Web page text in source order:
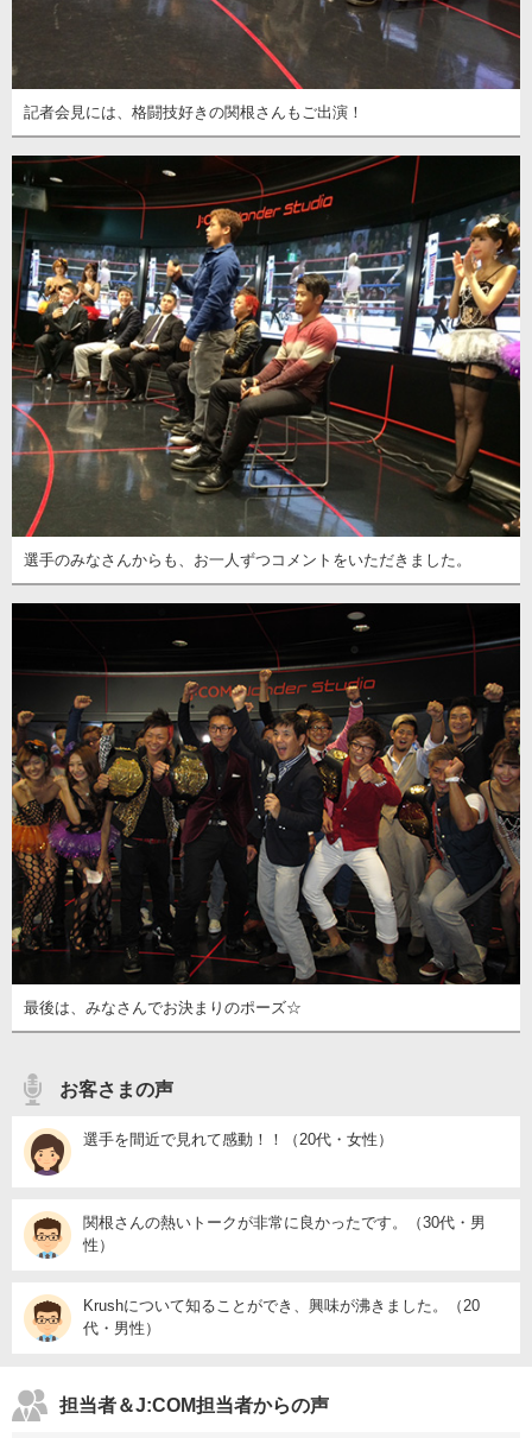
記者会見には、格闘技好きの関根さんもご出演！
選手のみなさんからも、お一人ずつコメントをいただきました。
最後は、みなさんでお決まりのポーズ☆
お客さまの声
選手を間近で見れて感動！！（20代・女性）
関根さんの熱いトークが非常に良かったです。（30代・男
性）
Krushについて知ることができ、興味が沸きました。（20
代・男性）
担当者＆J:COM担当者からの声